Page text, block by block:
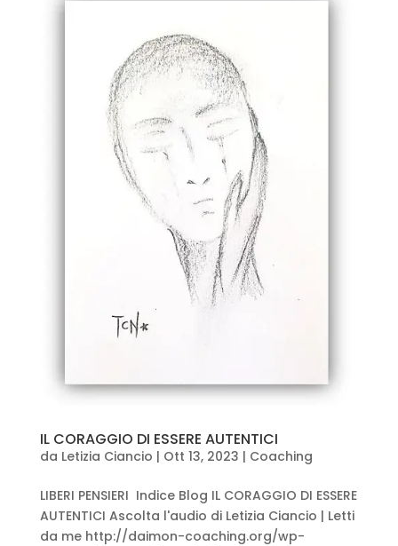
IL CORAGGIO DI ESSERE AUTENTICI
da Letizia Ciancio | Ott 13, 2023 | Coaching
LIBERI PENSIERI Indice Blog IL CORAGGIO DI ESSERE
AUTENTICI Ascolta l'audio di Letizia Ciancio | Letti
da me http://daimon-coaching.org/wp-